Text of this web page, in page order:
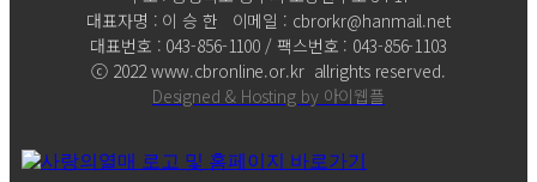
대표자명 : 이 승 한 이메일 : cbrorkr@hanmail.net
대표번호 : 043-856-1100 / 팩스번호 : 043-856-1103
ⓒ 2022 www.cbronline.or.kr allrights reserved.
Designed & Hosting by 아이웹플